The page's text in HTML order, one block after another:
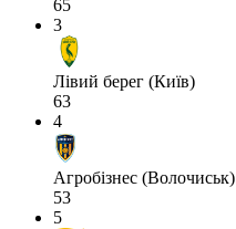
65
3
Лівий берег (Київ)
63
4
Агробізнес (Волочиськ)
53
5